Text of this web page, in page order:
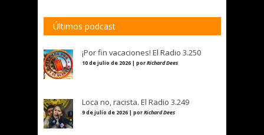
Últimos podcast
¡Por fin vacaciones! El Radio 3.250
10 de julio de 2026 | porRichard Dees
Loca no, racista. El Radio 3.249
9 de julio de 2026 | porRichard Dees